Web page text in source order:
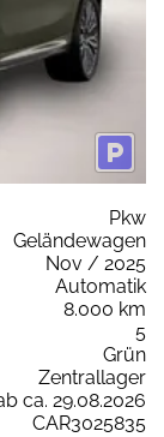
Pkw
Geländewagen
Nov / 2025
Automatik
8.000 km
5
Grün
Zentrallager
ca. 29.08.2026
CAR3025835